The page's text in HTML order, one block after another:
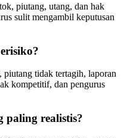
piutang, utang, dan hak
sulit mengambil keputusan
tidak tertagih, laporan
kompetitif, dan pengurus
paling realistis?